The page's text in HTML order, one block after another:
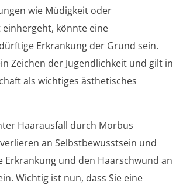
wie Müdigkeit oder
könnte eine
Erkrankung der Grund sein.
Zeichen der Jugendlichkeit und gilt in
als wichtiges ästhetisches
Haarausfall durch Morbus
an Selbstbewusstsein und
Erkrankung und den Haarschwund an
Wichtig ist nun, dass Sie eine